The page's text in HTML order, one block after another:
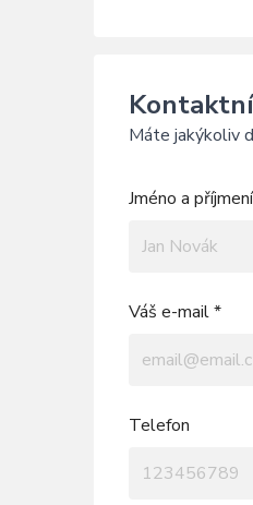
Máte jakýkoliv
Jméno a
Váš e-mail *
Telefon